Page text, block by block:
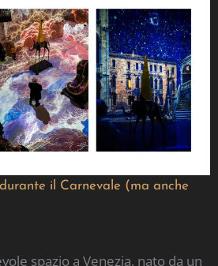
il Carnevale (ma anche
spazio a Venezia, nato da un